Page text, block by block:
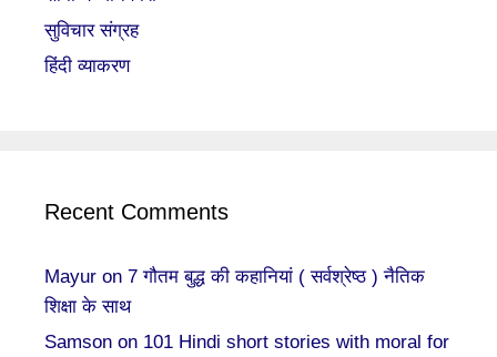
सुविचार संग्रह
हिंदी व्याकरण
Recent Comments
Mayur on 7 गौतम बुद्ध की कहानियां ( सर्वश्रेष्ठ ) नैतिक
शिक्षा के साथ
Samson on 101 Hindi short stories with moral for